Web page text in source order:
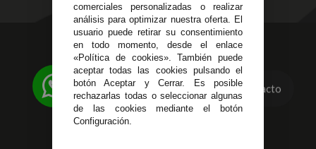
623 23 31 98
Atendemos Whatsapp
955 44 45 43/955 44 45 44
info@steielectronica.com
Contacto
comerciales personalizadas o realizar
análisis para optimizar nuestra oferta. El
usuario puede retirar su consentimiento
en todo momento, desde el enlace
«Política de cookies». También puede
aceptar todas las cookies pulsando el
botón Aceptar y Cerrar. Es posible
rechazarlas todas o seleccionar algunas
de las cookies mediante el botón
Configuración.